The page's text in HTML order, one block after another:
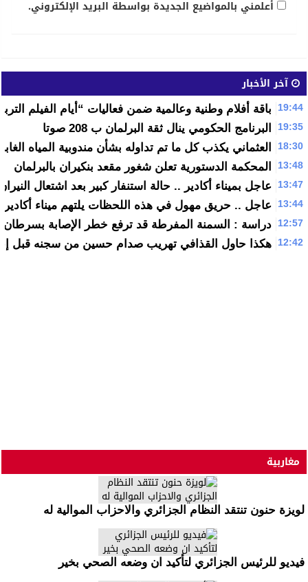
أعلمني بالمواضيع الجديدة بواسطة البريد الإلكتروني.
آخر الأخبار
19:44 باقة أفلام وطنية وعالمية ضمن فعاليات “أيام الفيلم
19:35 البرنامج الحكومي ينال ثقة البرلمان ب 208 صوتا
18:30 العثماني يكذب كل ما تم تداوله بشأن مندوبية المياه
13:48 المحكمة الدستورية تعلن شغور مقعد بنكيران بالبرلمان
13:47 عاجل بميناء أكادير .. حالة استنفار كبير بعد اشتعال
13:44 عاجل .. حريق مهول في هذه اللحظات يلتهم ميناء أكادير
12:57 دراسة : السمنة المفرطة قد ترفع خطر الإصابة بسرطان
12:42 هكذا حاول القذافي تهريب صدام حسين من سجنه قبل
مغاربية
لويزة حنون تنتقد النظام الجزائري والاحزاب الموالية له
فيديو للرئيس الجزائري لتأكيد ان وضعه الصحي بخير